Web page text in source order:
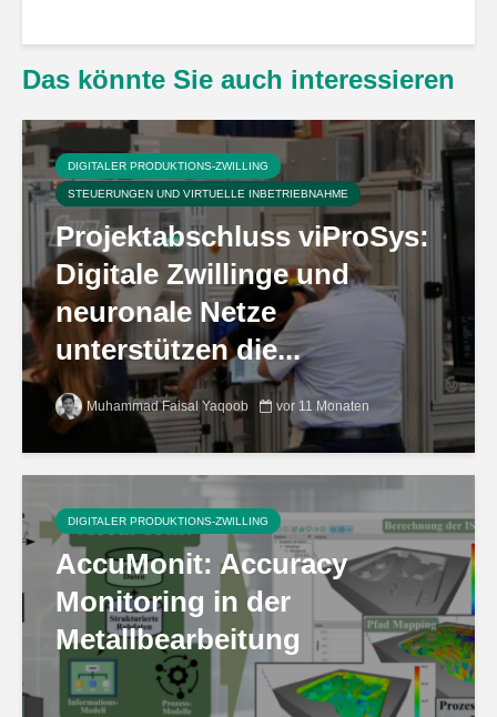
Das könnte Sie auch interessieren
DIGITALER PRODUKTIONS-ZWILLING
STEUERUNGEN UND VIRTUELLE INBETRIEBNAHME
Projektabschluss viProSys:
Digitale Zwillinge und
neuronale Netze
unterstützen die...
Muhammad Faisal Yaqoob vor 11 Monaten
DIGITALER PRODUKTIONS-ZWILLING
AccuMonit: Accuracy
Monitoring in der
Metallbearbeitung